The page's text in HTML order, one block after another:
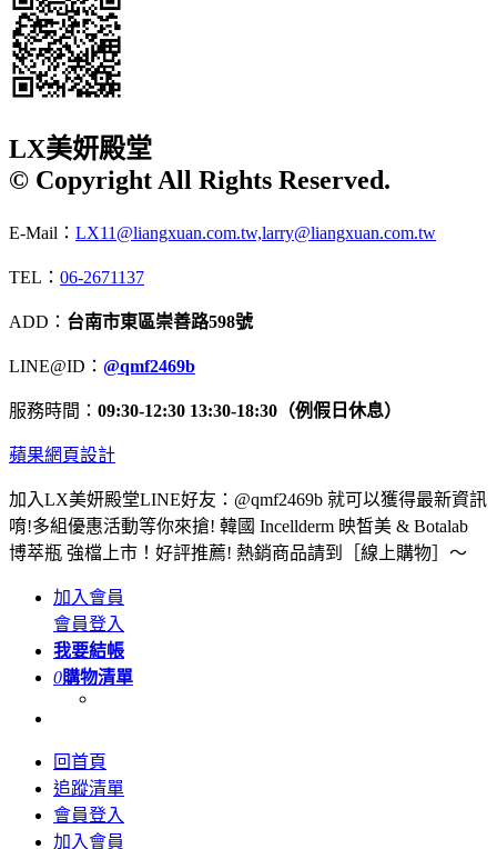
LX美妍殿堂
© Copyright All Rights Reserved.
E-Mail： LX11@liangxuan.com.tw,larry@liangxuan.com.tw
TEL： 06-2671137
ADD： 台南市東區崇善路598號
LINE@ID： @qmf2469b
服務時間： 09:30-12:30 13:30-18:30（例假日休息）
蘋果網頁設計
加入LX美妍殿堂LINE好友：@qmf2469b 就可以獲得最新資訊
唷!多組優惠活動等你來搶! 韓國 Incellderm 映皙美 & Botalab
博萃瓶 強檔上市！好評推薦! 熱銷商品請到［線上購物］～
加入會員
會員登入
我要結帳
0購物清單
回首頁
追蹤清單
會員登入
加入會員